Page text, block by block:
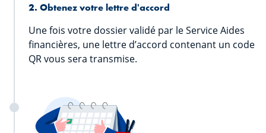
2. Obtenez votre lettre d'accord
Une fois votre dossier validé par le Service Aides
financières, une lettre d’accord contenant un code
QR vous sera transmise.